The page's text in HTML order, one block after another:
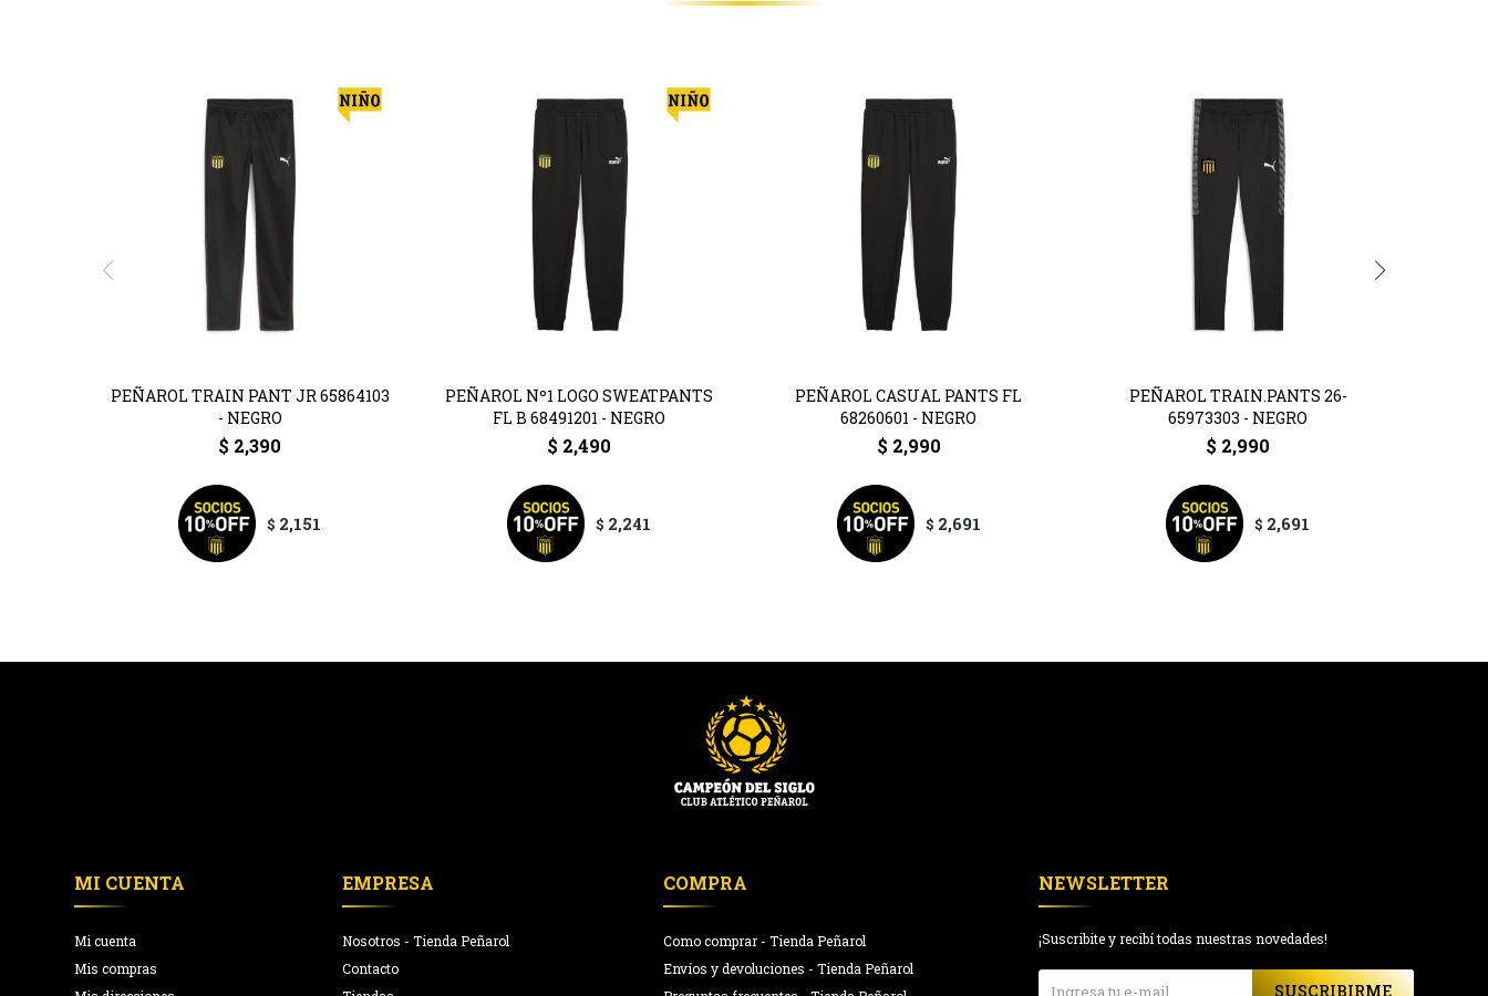
PEÑAROL TRAIN PANT JR 65864103
- NEGRO
$ 2,390
$ 2,151
PEÑAROL Nº1 LOGO SWEATPANTS
FL B 68491201 - NEGRO
$ 2,490
$ 2,241
PEÑAROL CASUAL PANTS FL
68260601 - NEGRO
$ 2,990
$ 2,691
PEÑAROL TRAIN.PANTS 26-
65973303 - NEGRO
$ 2,990
$ 2,691
EMPRESA
Nosotros - Tienda Peñarol
Contacto
COMPRA
Como comprar - Tienda Peñarol
Envíos y devoluciones - Tienda Peñarol
MI CUENTA
Mi cuenta
Mis compras
NEWSLETTER
¡Suscribite y recibí todas nuestras novedades!
SUSCRIBIRME